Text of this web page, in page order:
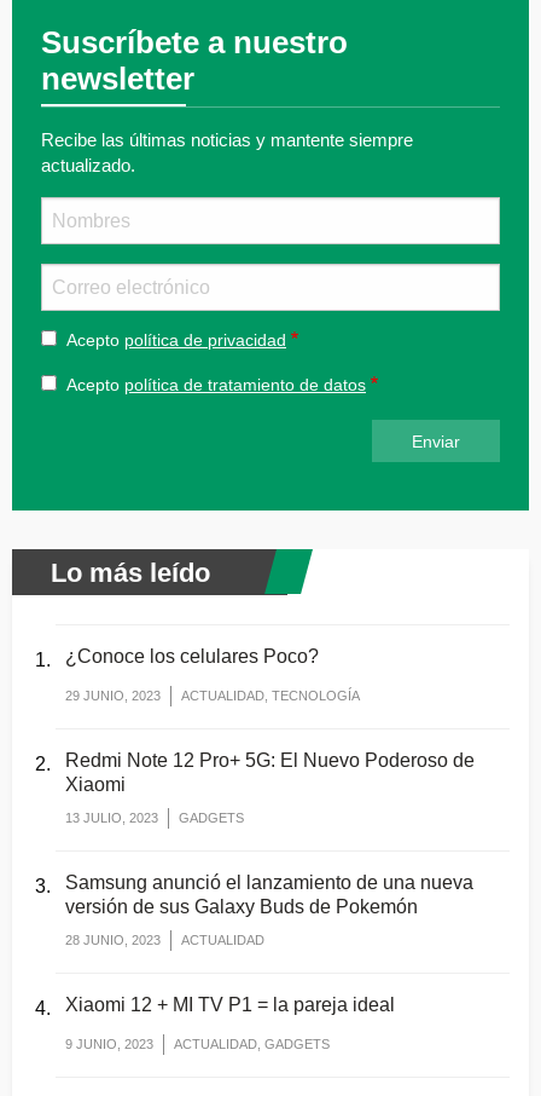
Suscríbete a nuestro
newsletter
Recibe las últimas noticias y mantente siempre
actualizado.
Acepto política de privacidad
Acepto política de tratamiento de datos
Lo más leído
¿Conoce los celulares Poco?
29 JUNIO, 2023 ACTUALIDAD, TECNOLOGÍA
Redmi Note 12 Pro+ 5G: El Nuevo Poderoso de
Xiaomi
13 JULIO, 2023 GADGETS
Samsung anunció el lanzamiento de una nueva
versión de sus Galaxy Buds de Pokemón
28 JUNIO, 2023 ACTUALIDAD
Xiaomi 12 + MI TV P1 = la pareja ideal
9 JUNIO, 2023 ACTUALIDAD, GADGETS